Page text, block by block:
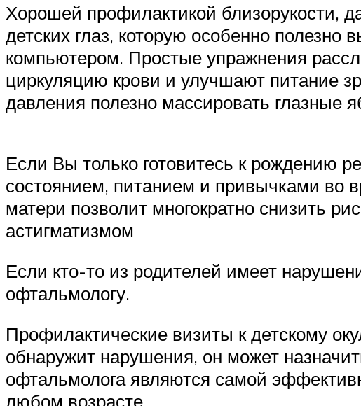
Хорошей профилактикой близорукости,
детских глаз, которую особенно
компьютером. Простые упражнения
циркуляцию крови и улучшают питание
давления полезно массировать глазные
Если Вы только готовитесь к рождению
состоянием, питанием и привычками
матери позволит многократно снизить
астигматизмом
Если кто-то из родителей имеет
офтальмологу.
Профилактические визиты к детскому
обнаружит нарушения, он может
офтальмолога являются самой
любом возрасте.